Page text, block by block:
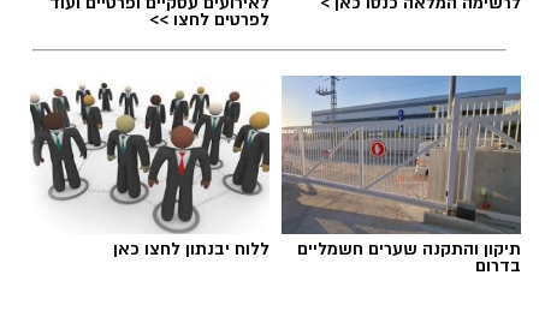
לפרטים לחצו >>
תיקון והתקנה שערים חשמליים
בדרום
ללוח יבנתון לחצו כאן